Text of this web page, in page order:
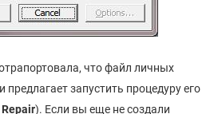
что файл личных
запустить процедуру его
Repair). Если вы еще не создали